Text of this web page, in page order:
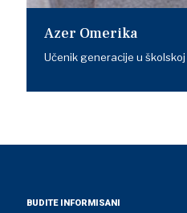
Azer Omerika
Učenik generacije u
BUDITE INFORMISANI